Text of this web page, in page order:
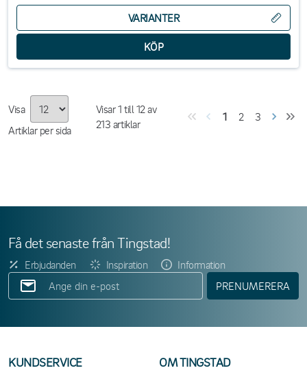
VARIANTER
Visa
Artiklar per sida
Visar1 till 12av
213 artiklar
1 2 3
Få det senaste från Tingstad!
Erbjudanden Inspiration
Information
PRENUMERERA
KUNDSERVICE
OM TINGSTAD